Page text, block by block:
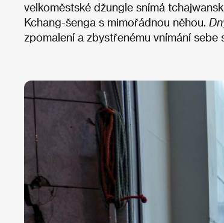
velkoměstské džungle snímá
Kchang-šenga s mimořádnou něhou.
zpomalení a zbystřenému vnímání sebe